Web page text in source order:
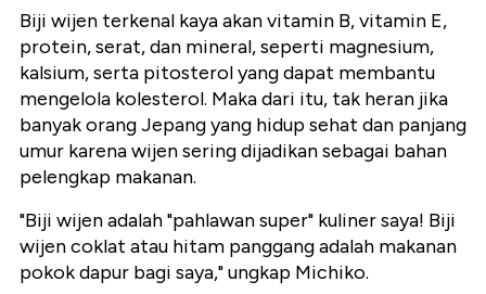
Biji wijen terkenal kaya akan vitamin B, vitamin E,
protein, serat, dan mineral, seperti magnesium,
kalsium, serta pitosterol yang dapat membantu
mengelola kolesterol. Maka dari itu, tak heran jika
banyak orang Jepang yang hidup sehat dan panjang
umur karena wijen sering dijadikan sebagai bahan
pelengkap makanan.
"Biji wijen adalah "pahlawan super" kuliner saya! Biji
wijen coklat atau hitam panggang adalah makanan
pokok dapur bagi saya," ungkap Michiko.